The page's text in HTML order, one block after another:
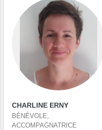
CHARLINE ERNY
BÉNÉVOLE,
ACCOMPAGNATRICE